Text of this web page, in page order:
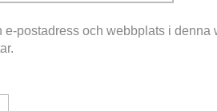
e-postadress och webbplats i denna